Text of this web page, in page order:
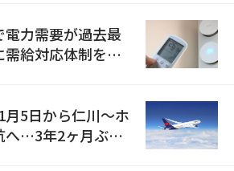
力需要が過去最
給対応体制を点
月5日から仁川〜ホ
へ…3年2ヶ月ぶり